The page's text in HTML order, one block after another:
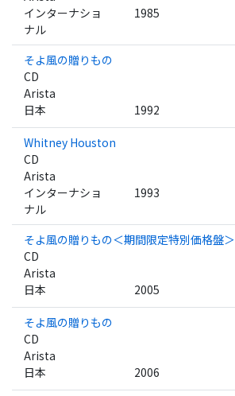
インターナショ
ナル
1985
そよ風の贈りもの
CD
Arista
日本
1992
Whitney Houston
CD
Arista
インターナショ
ナル
1993
そよ風の贈りもの＜期間限定特別価格盤＞
CD
Arista
日本
2005
そよ風の贈りもの
CD
Arista
日本
2006